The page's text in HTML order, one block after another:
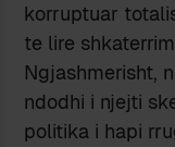
korruptuar
te lire
Ngjashmerisht,
ndodhi i njejti
politika i hapi